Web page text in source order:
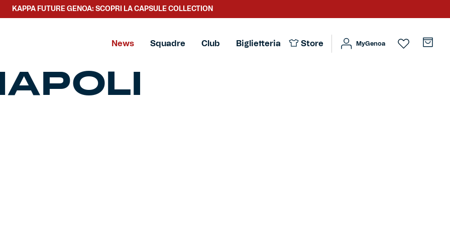
KAPPA FUTURE GENOA: SCOPRI LA CAPSULE COLLECTION
News Squadre Club Biglietteria Store MyGenoa